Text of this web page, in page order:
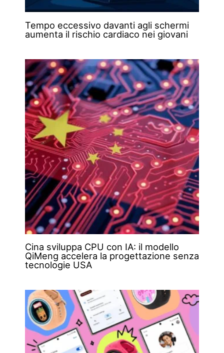
Tempo eccessivo davanti agli schermi
aumenta il rischio cardiaco nei giovani
Cina sviluppa CPU con IA: il modello
QiMeng accelera la progettazione senza
tecnologie USA